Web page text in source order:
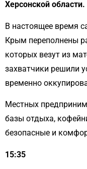
Херсонской области.
В настоящее время
Крым переполнены
которых везут из
захватчики решили
временно
Местных
базы отдыха,
безопасные и
15:35